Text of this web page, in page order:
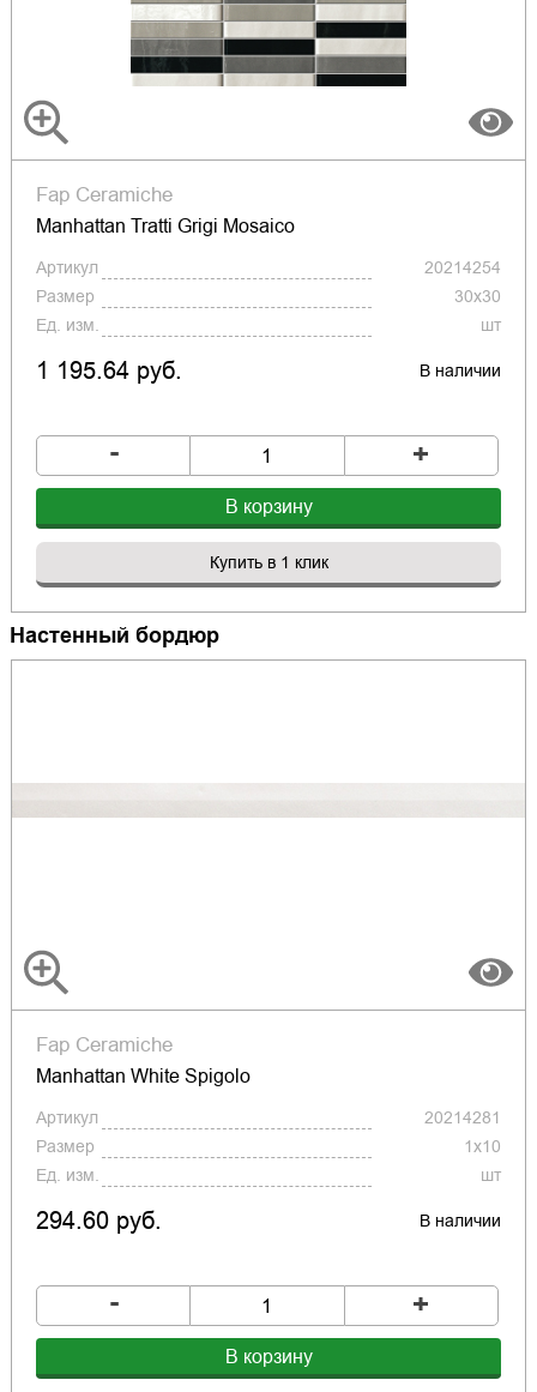
Fap Ceramiche
Manhattan Tratti Grigi Mosaico
Артикул
20214254
Размер
30x30
Ед. изм.
шт
1 195.64 руб. В наличии
- +
В корзину
Купить в 1 клик
Настенный бордюр
Fap Ceramiche
Manhattan White Spigolo
Артикул
20214281
Размер
1x10
Ед. изм.
шт
294.60 руб. В наличии
- +
В корзину